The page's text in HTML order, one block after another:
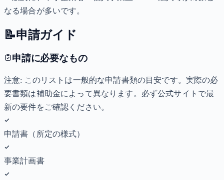
なる場合が多いです。
📝申請ガイド
申請に必要なもの
注意: このリストは一般的な申請書類の目安です。実際の必
要書類は補助金によって異なります。必ず公式サイトで最
新の要件をご確認ください。
申請書（所定の様式）
事業計画書